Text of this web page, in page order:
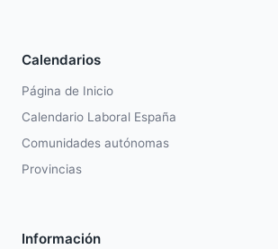
Calendarios
Página de Inicio
Calendario Laboral España
Comunidades autónomas
Provincias
Información